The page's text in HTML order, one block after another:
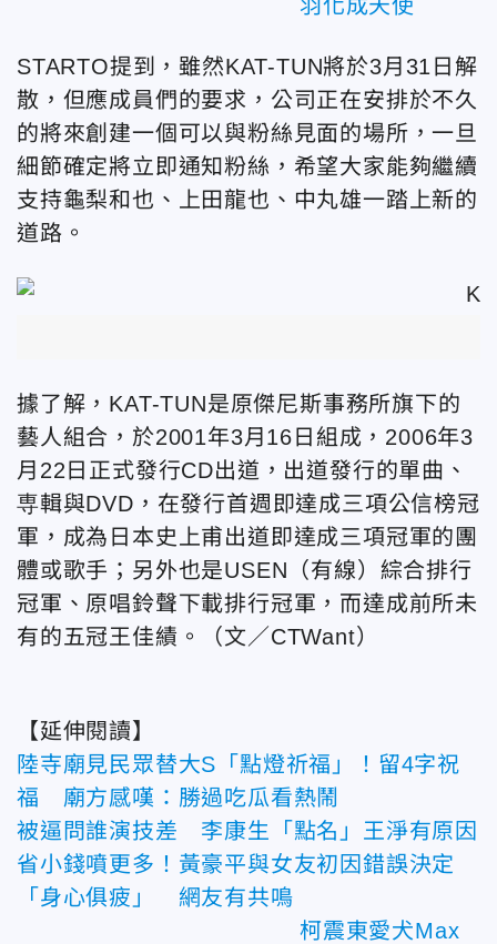
羽化成天使
STARTO提到，雖然KAT-TUN將於3月31日解
散，但應成員們的要求，公司正在安排於不久
的將來創建一個可以與粉絲見面的場所，一旦
細節確定將立即通知粉絲，希望大家能夠繼續
支持龜梨和也、上田龍也、中丸雄一踏上新的
道路。
據了解，KAT-TUN是原傑尼斯事務所旗下的
藝人組合，於2001年3月16日組成，2006年3
月22日正式發行CD出道，出道發行的單曲、
専輯與DVD，在發行首週即達成三項公信榜冠
軍，成為日本史上甫出道即達成三項冠軍的團
體或歌手；另外也是USEN（有線）綜合排行
冠軍、原唱鈴聲下載排行冠軍，而達成前所未
有的五冠王佳績。
（文／CTWant）
【延伸閱讀】
陸寺廟見民眾替大S「點燈祈福」！留4字祝
福 廟方感嘆：勝過吃瓜看熱鬧
被逼問誰演技差 李康生「點名」王淨有原因
省小錢噴更多！黃豪平與女友初因錯誤決定
「身心俱疲」 網友有共鳴
柯震東愛犬Max